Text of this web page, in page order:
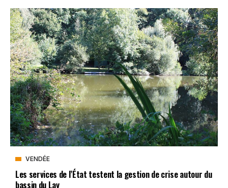
VENDÉE
Les services de l’État testent la gestion de crise autour du
bassin du Lay